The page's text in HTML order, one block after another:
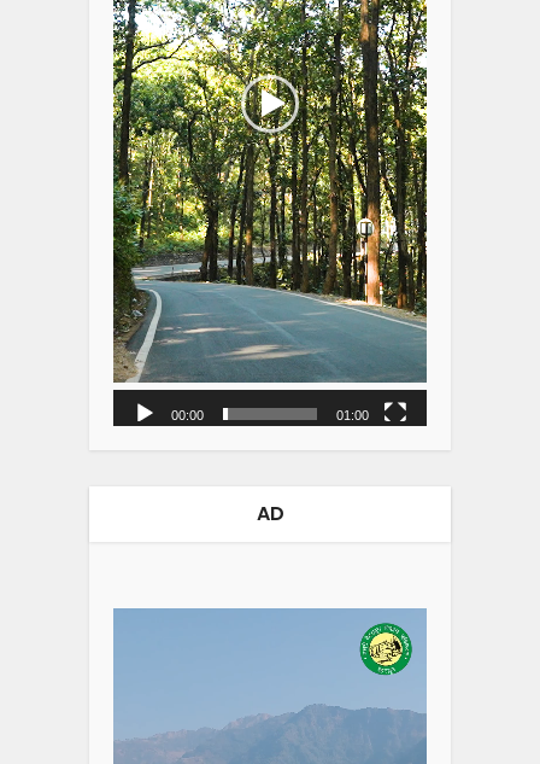
00:00 01:00
AD